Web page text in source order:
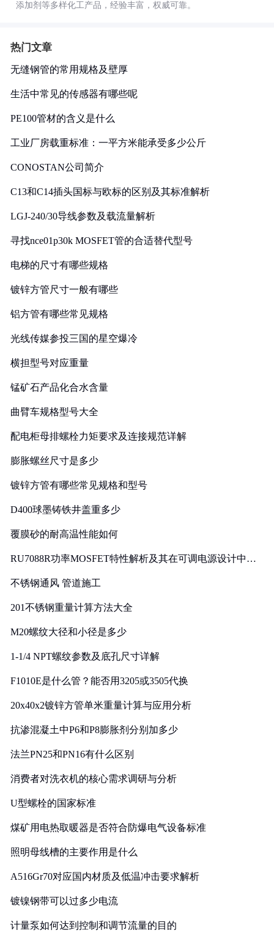
添加剂等多样化工产品，经验丰富，权威可靠。
热门文章
无缝钢管的常用规格及壁厚
生活中常见的传感器有哪些呢
PE100管材的含义是什么
工业厂房载重标准：一平方米能承受多少公斤
CONOSTAN公司简介
C13和C14插头国标与欧标的区别及其标准解析
LGJ-240/30导线参数及载流量解析
寻找nce01p30k MOSFET管的合适替代型号
电梯的尺寸有哪些规格
镀锌方管尺寸一般有哪些
铝方管有哪些常见规格
光线传媒参投三国的星空爆冷
横担型号对应重量
锰矿石产品化合水含量
曲臂车规格型号大全
配电柜母排螺栓力矩要求及连接规范详解
膨胀螺丝尺寸是多少
镀锌方管有哪些常见规格和型号
D400球墨铸铁井盖重多少
覆膜砂的耐高温性能如何
RU7088R功率MOSFET特性解析及其在可调电源设计中的
不锈钢通风 管道施工
201不锈钢重量计算方法大全
M20螺纹大径和小径是多少
1-1/4 NPT螺纹参数及底孔尺寸详解
F1010E是什么管？能否用3205或3505代换
20x40x2镀锌方管单米重量计算与应用分析
抗渗混凝土中P6和P8膨胀剂分别加多少
法兰PN25和PN16有什么区别
消费者对洗衣机的核心需求调研与分析
U型螺栓的国家标准
煤矿用电热取暖器是否符合防爆电气设备标准
照明母线槽的主要作用是什么
A516Gr70对应国内材质及低温冲击要求解析
镀镍钢带可以过多少电流
计量泵如何达到控制和调节流量的目的